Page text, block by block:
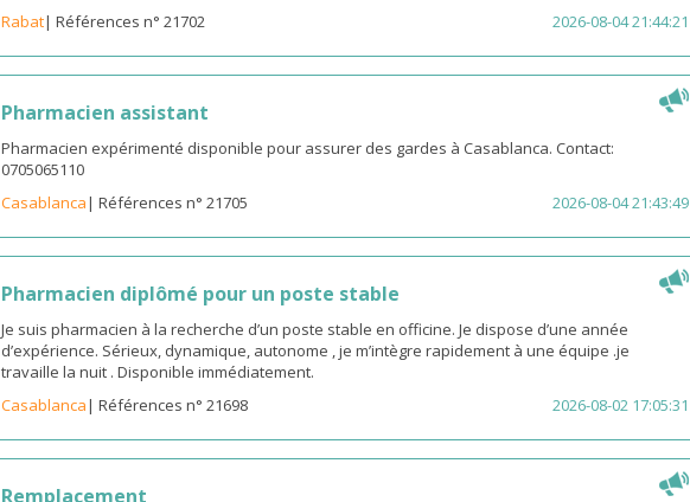
Rabat| Références n° 21702 2026-08-04 21:44:21
Pharmacien assistant
Pharmacien expérimenté disponible pour assurer des gardes à Casablanca. Contact:
0705065110
Casablanca| Références n° 21705 2026-08-04 21:43:49
Pharmacien diplômé pour un poste stable
Je suis pharmacien à la recherche d’un poste stable en officine. Je dispose d’une année
d’expérience. Sérieux, dynamique, autonome , je m’intègre rapidement à une équipe .je
travaille la nuit . Disponible immédiatement.
Casablanca| Références n° 21698 2026-08-02 17:05:31
Remplacement